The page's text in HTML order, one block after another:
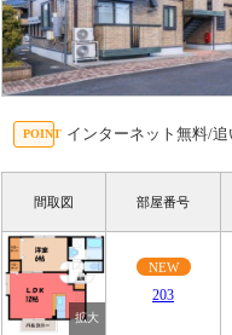
インターネット無料/
間取図 部屋番号
NEW
203